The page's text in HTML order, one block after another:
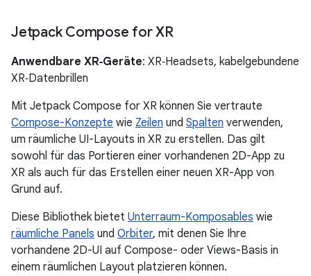
Jetpack Compose for XR
Anwendbare XR‑Geräte: XR‑Headsets, kabelgebundene
XR‑Datenbrillen
Mit Jetpack Compose for XR können Sie vertraute
Compose-Konzepte wie Zeilen und Spalten verwenden,
um räumliche UI-Layouts in XR zu erstellen. Das gilt
sowohl für das Portieren einer vorhandenen 2D-App zu
XR als auch für das Erstellen einer neuen XR-App von
Grund auf.
Diese Bibliothek bietet Unterraum-Komposables wie
räumliche Panels und Orbiter, mit denen Sie Ihre
vorhandene 2D-UI auf Compose- oder Views-Basis in
einem räumlichen Layout platzieren können.